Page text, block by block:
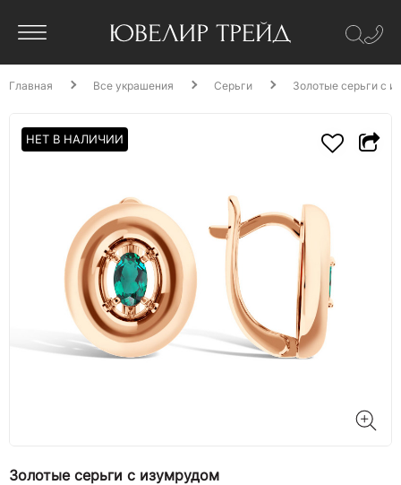
Главная Все украшения Серьги Золотые серьги с
НЕТ В НАЛИЧИИ
Золотые серьги с изумрудом